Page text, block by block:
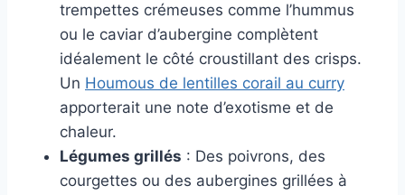
trempettes crémeuses comme l’hummus
ou le caviar d’aubergine complètent
idéalement le côté croustillant des crisps.
Un Houmous de lentilles corail au curry
apporterait une note d’exotisme et de
chaleur.
Légumes grillés : Des poivrons, des
courgettes ou des aubergines grillées à